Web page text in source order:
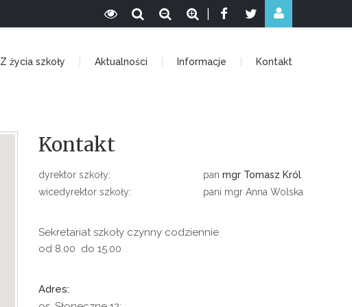
Z życia szkoły Aktualności Informacje Kontakt
Kontakt
dyrektor szkoły: pan mgr Tomasz Król
wicedyrektor szkoły:
pani mgr Anna Wolska
Sekretariat szkoły czynny codziennie
od 8.00 do 15.00
Adres: